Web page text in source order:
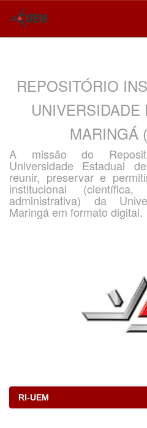
REPOSITÓRIO
UNIVERSIDADE
MARINGÁ
A missão do
Universidade Estadual
reunir, preservar e
institucional
administrativa) da
Maringá em formato digital.
RI-UEM